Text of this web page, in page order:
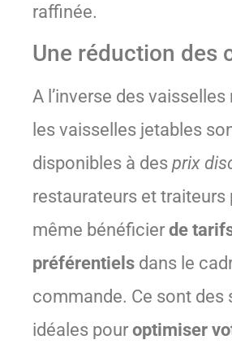
raffinée.
Une réduction des
A l’inverse des
les vaisselles jetables
disponibles à des prix
restaurateurs et traiteurs
même bénéficier de
préférentiels dans le
commande. Ce sont des
idéales pour optimiser